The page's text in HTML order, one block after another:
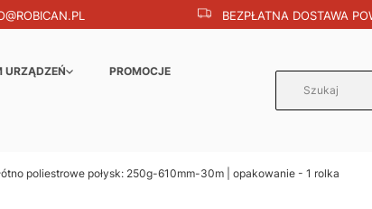
BEZPŁATNA DOSTAWA
URZĄDZEŃ PROMOCJE
poliestrowe połysk: 250g-610mm-30m | opakowanie - 1 rolka